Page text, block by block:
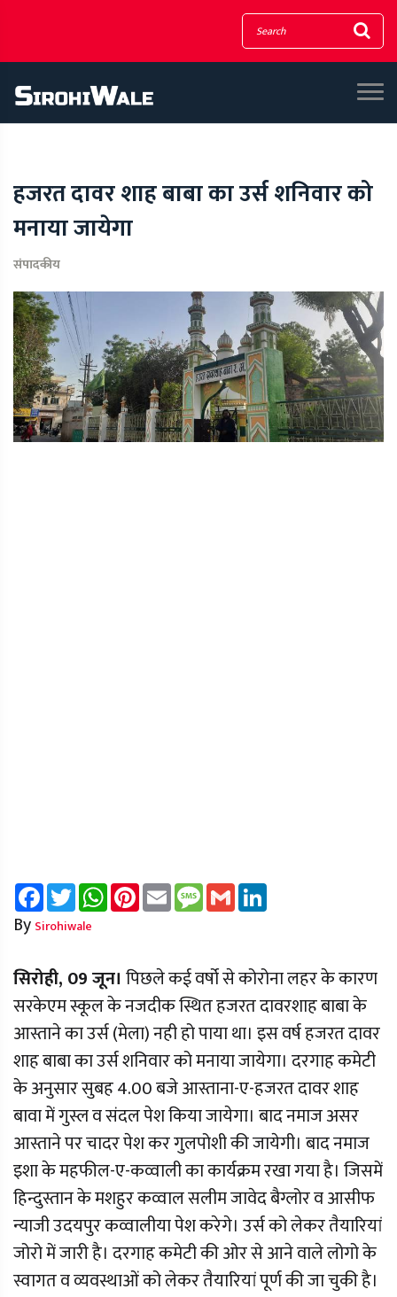
हजरत दावर शाह बाबा का उर्स शनिवार को
मनाया जायेगा
संपादकीय
FacebookTwitterWhatsAppPinterest
Email Message
Gmail
By Sirohiwale
सिरोही, 09 जून। पिछले कई वर्षो से कोरोना लहर के कारण
सरकेएम स्कूल के नजदीक स्थित हजरत दावरशाह बाबा के
आस्ताने का उर्स (मेला) नही हो पाया था। इस वर्ष हजरत दावर
शाह बाबा का उर्स शनिवार को मनाया जायेगा। दरगाह कमेटी
के अनुसार सुबह 4.00 बजे आस्ताना-ए-हजरत दावर शाह
बावा में गुस्ल व संदल पेश किया जायेगा। बाद नमाज असर
आस्ताने पर चादर पेश कर गुलपोशी की जायेगी। बाद नमाज
इशा के महफील-ए-कव्वाली का कार्यक्रम रखा गया है। जिसमें
हिन्दुस्तान के मशहुर कव्वाल सलीम जावेद बैग्लोर व आसीफ
न्याजी उदयपुर कव्वालीया पेश करेगे। उर्स को लेकर तैयारियां
जोरो में जारी है। दरगाह कमेटी की ओर से आने वाले लोगो के
स्वागत व व्यवस्थाओं को लेकर तैयारियां पूर्ण की जा चुकी है।